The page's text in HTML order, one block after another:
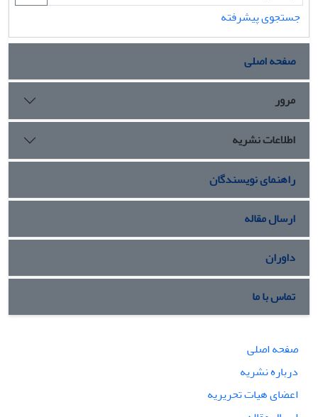
جستجوی پیشرفته
صفحه اصلی
مرور
اطلاعات نشریه
راهنمای نویسندگان
ارسال مقاله
داوران
تماس با ما
صفحه اصلی
درباره نشریه
اعضای هیات تحریریه